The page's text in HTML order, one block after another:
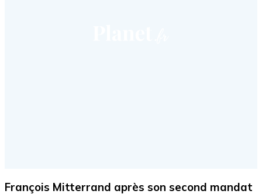
François Mitterrand après son second mandat